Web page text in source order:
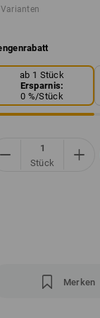
ab 1 Stück
Ersparnis:
0 %/Stück
Stück
Merken